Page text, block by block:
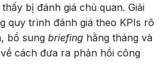
bị đánh giá chủ quan. Giải
quy trình đánh giá theo KPIs rõ
bổ sung briefing hằng tháng và
cách đưa ra phản hồi công